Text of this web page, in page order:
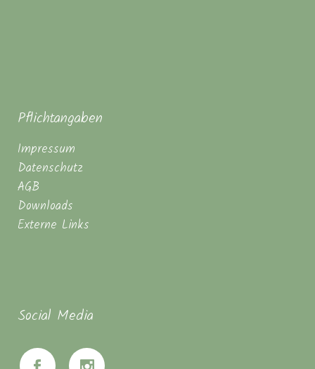
Pflichtangaben
Impressum
Datenschutz
AGB
Downloads
Externe Links
Social Media